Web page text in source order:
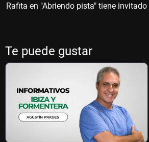
Rafita en "Abriendo pista" tiene
Te puede gustar